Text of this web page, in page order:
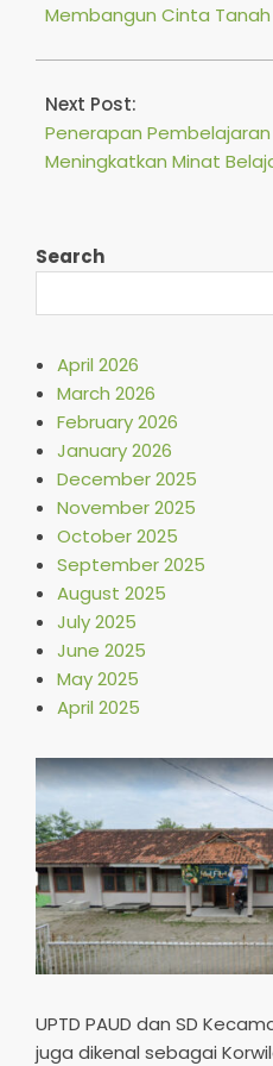
Membangun Cinta Tanah
Next Post:
Penerapan
Meningkatkan Minat
Search
April 2026
March 2026
February 2026
January 2026
December 2025
November 2025
October 2025
September 2025
August 2025
July 2025
June 2025
May 2025
April 2025
UPTD PAUD dan SD
juga dikenal sebagai